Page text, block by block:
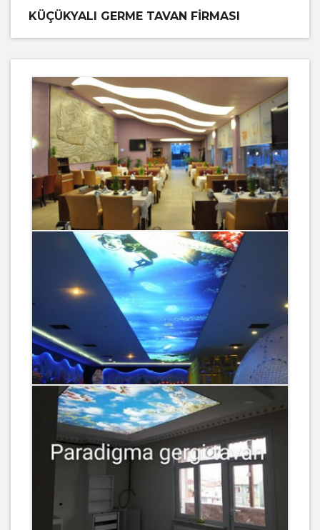
KÜÇÜKYALI GERME TAVAN FIRMASI